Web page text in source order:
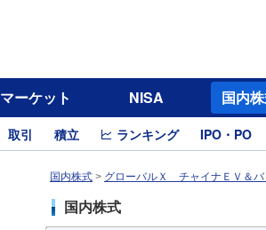
マーケット NISA 国内
取引 積立 ランキング IPO・PO
国内株式 > グローバルＸ チャイナＥＶ＆
国内株式